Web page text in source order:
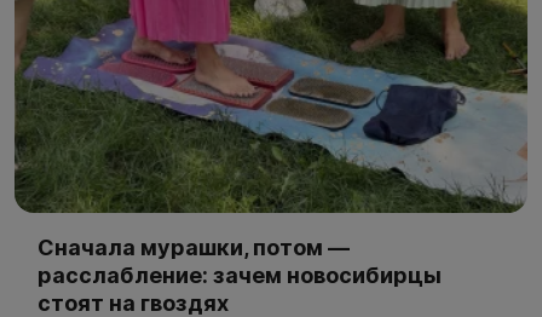
Сначала мурашки, потом —
расслабление: зачем новосибирцы
стоят на гвоздях